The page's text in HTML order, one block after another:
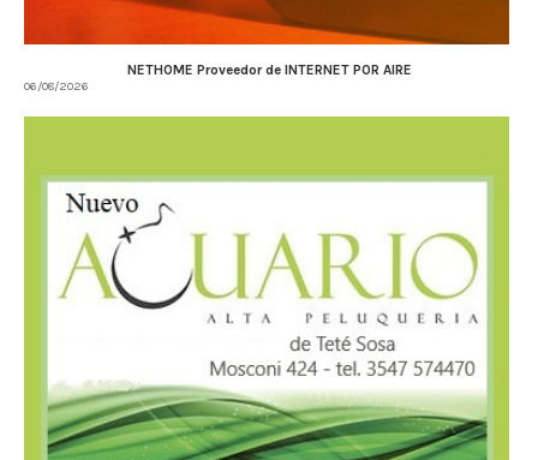
NETHOME Proveedor de INTERNET POR AIRE
06/08/2026